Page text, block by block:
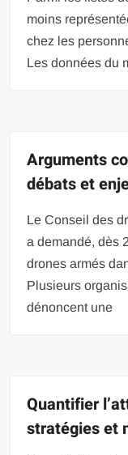
moins
chez les
Les données du
Arguments
débats et
Le Conseil des
a demandé, dès
drones armés
Plusieurs
dénoncent une
Quantifier
stratégies et